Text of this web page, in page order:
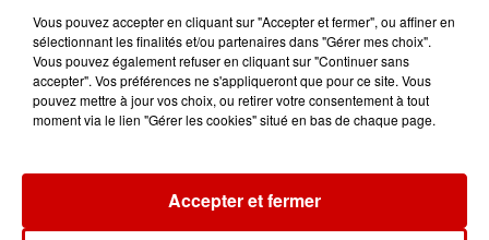
Musée du Sport Automobile au
Mans !
Futuroscope Xperiences !
Vous pouvez accepter en cliquant sur "Accepter et fermer", ou affiner en
sélectionnant les finalités et/ou partenaires dans "Gérer mes choix".
Vous pouvez également refuser en cliquant sur "Continuer sans
accepter". Vos préférences ne s'appliqueront que pour ce site. Vous
pouvez mettre à jour vos choix, ou retirer votre consentement à tout
moment via le lien "Gérer les cookies" situé en bas de chaque page.
Accepter et fermer